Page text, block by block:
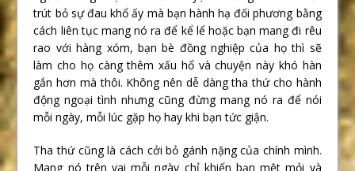
trút bỏ sự đau khổ ấy mà bạn hành hạ đối phương bằng
cách liên tục mang nó ra để kể lể hoặc bạn mang đi rêu
rao với hàng xóm, bạn bè đồng nghiệp của họ thì sẽ
làm cho họ càng thêm xấu hổ và chuyện này khó hàn
gắn hơn mà thôi. Không nên dễ dàng tha thứ cho hành
động ngoại tình nhưng cũng đừng mang nó ra để nói
mỗi ngày, mỗi lúc gặp họ hay khi bạn tức giận.
Tha thứ cũng là cách cởi bỏ gánh nặng của chính mình.
Mang nó trên vai mỗi ngày chỉ khiến bạn mệt mỏi và